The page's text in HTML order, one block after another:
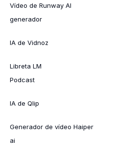
Vídeo de Runway AI
generador
IA de Vidnoz
Libreta LM
Podcast
IA de Qlip
Generador de vídeo Haiper
ai